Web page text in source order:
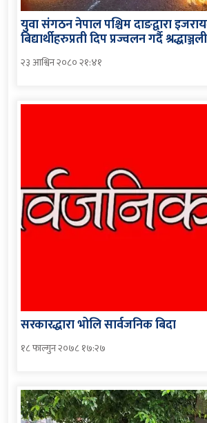
युवा संगठन नेपाल पश्चिम दाङद्वारा
बिद्यार्थीहरुप्रती दिप प्रज्वलन गर्दै
२३ आश्विन २०८० २१:४१
सरकारद्धारा भोलि सार्वजनिक बिदा
१८ फाल्गुन २०७८ १७:२७